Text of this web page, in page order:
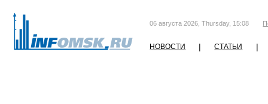
06 августа 2026, Thursday, 15:08
НОВОСТИ | СТАТЬИ |